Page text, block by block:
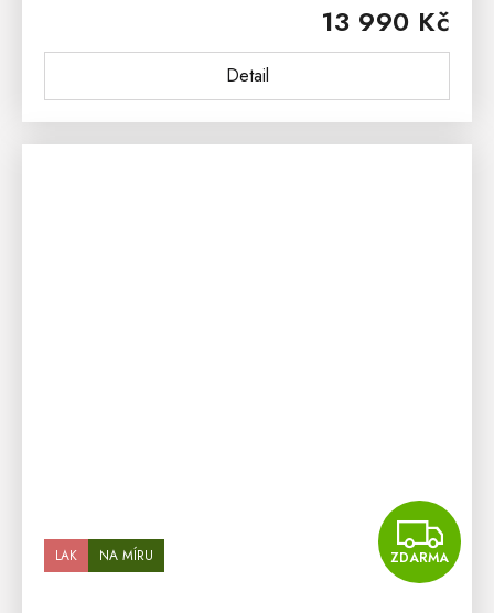
13 990 Kč
Detail
Masivní TV stolek ROMA je...
LAK NA MÍRU ZDARMA